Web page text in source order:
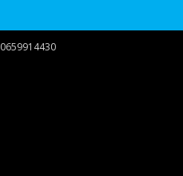
0659914430